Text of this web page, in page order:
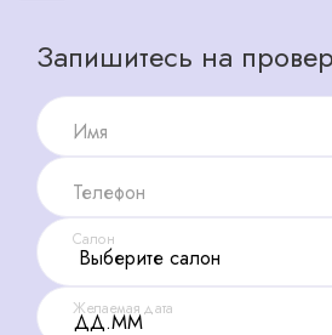
Запишитесь на
Имя
Телефон
Салон
Желаемая дата